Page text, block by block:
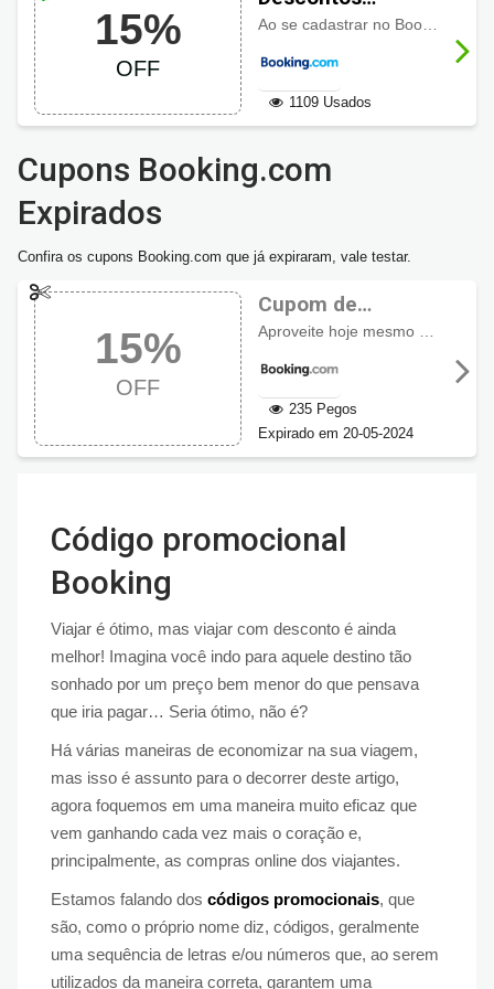
15%
OFF
Exclusivos
1109 Usados
Cupons Booking.com
Expirados
Confira os cupons Booking.com que já expiraram, vale testar.
15%
OFF
Cupom de
desconto
Booking.com 15%
OFF em todo o site
235 Pegos
Expirado em 20-05-2024
Código promocional
Booking
Viajar é ótimo, mas viajar com desconto é ainda
melhor! Imagina você indo para aquele destino tão
sonhado por um preço bem menor do que pensava
que iria pagar… Seria ótimo, não é?
Há várias maneiras de economizar na sua viagem,
mas isso é assunto para o decorrer deste artigo,
agora foquemos em uma maneira muito eficaz que
vem ganhando cada vez mais o coração e,
principalmente, as compras online dos viajantes.
Estamos falando dos códigos promocionais, que
são, como o próprio nome diz, códigos, geralmente
uma sequência de letras e/ou números que, ao serem
utilizados da maneira correta, garantem uma